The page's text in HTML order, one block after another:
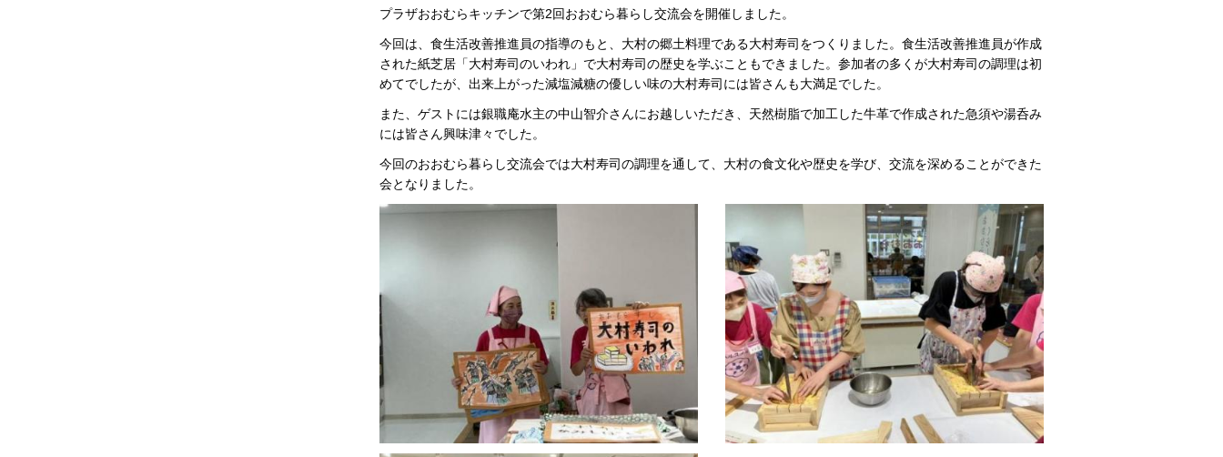
プラザおおむらキッチンで第2回おおむら暮らし交流会を開催しました。
今回は、食生活改善推進員の指導のもと、大村の郷土料理である大村寿司をつくりました。食生活改善推進員が作成
された紙芝居「大村寿司のいわれ」で大村寿司の歴史を学ぶこともできました。参加者の多くが大村寿司の調理は初
めてでしたが、出来上がった減塩減糖の優しい味の大村寿司には皆さんも大満足でした。
また、ゲストには銀職庵水主の中山智介さんにお越しいただき、天然樹脂で加工した牛革で作成された急須や湯呑み
には皆さん興味津々でした。
今回のおおむら暮らし交流会では大村寿司の調理を通して、大村の食文化や歴史を学び、交流を深めることができた
会となりました。